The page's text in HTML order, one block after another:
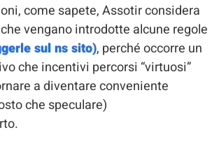
come sapete, Assotir considera
vengano introdotte alcune regole
sul ns sito), perché occorre un
che incentivi percorsi “virtuosi”
a diventare conveniente
che speculare)